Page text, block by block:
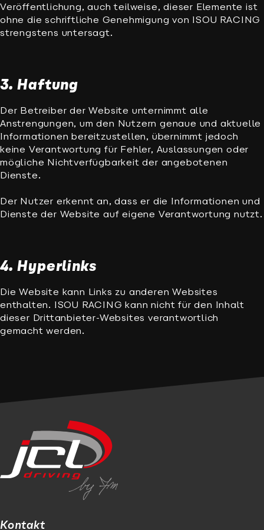
Veröffentlichung, auch teilweise, dieser Elemente ist
ohne die schriftliche Genehmigung von ISOU RACING
strengstens untersagt.
3. Haftung
Der Betreiber der Website unternimmt alle
Anstrengungen, um den Nutzern genaue und aktuelle
Informationen bereitzustellen, übernimmt jedoch
keine Verantwortung für Fehler, Auslassungen oder
mögliche Nichtverfügbarkeit der angebotenen
Dienste.
Der Nutzer erkennt an, dass er die Informationen und
Dienste der Website auf eigene Verantwortung nutzt.
4. Hyperlinks
Die Website kann Links zu anderen Websites
enthalten. ISOU RACING kann nicht für den Inhalt
dieser Drittanbieter-Websites verantwortlich
gemacht werden.
Kontakt